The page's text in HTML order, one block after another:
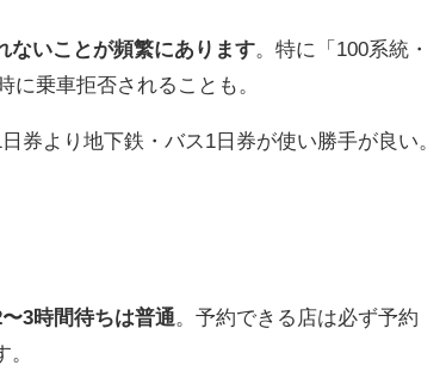
ないことが頻繁にあります 。特に「100系統・
に乗車拒否されることも。
券より地下鉄・バス1日券が使い勝手が良い。
3時間待ちは普通。予約できる店は必ず予約